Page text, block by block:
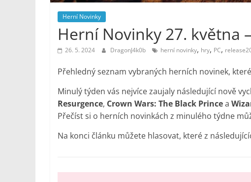
Herní Novinky
Herní Novinky 27. května
26. 5. 2024 DragonJ4k0b herní novinky, hry, PC,
Přehledný seznam vybraných herních novinek,
Minulý týden vás nejvíce zaujaly následující nově
Resurgence, Crown Wars: The Black Princea
Přečíst si o herních novinkách z minulého týdne
Na konci článku můžete hlasovat, které z